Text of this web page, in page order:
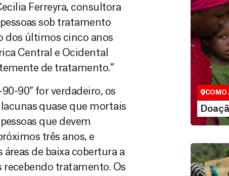
Ferreyra, consultora
sob tratamento
dos últimos cinco anos
Central e Ocidental
de tratamento.”
90” for verdadeiro, os
quase que mortais
que devem
três anos, e
de baixa cobertura a
tratamento. Os
Doação
São as
que nos
vidas em
COMO